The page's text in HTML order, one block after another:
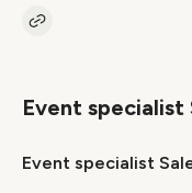
Kopieer link naar
Event specialist
Event specialist